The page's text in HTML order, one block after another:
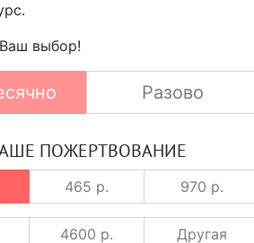
выбор!
Разово
ПОЖЕРТВОВАНИЕ
465 р. 970 р.
4600 р. Другая